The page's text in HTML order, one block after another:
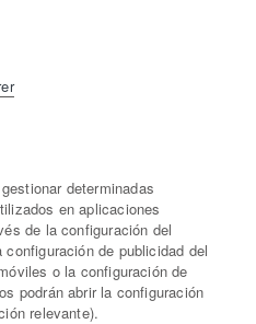
determinadas
en aplicaciones
de la configuración del
de publicidad del
o la configuración de
podrán abrir la configuración
relevante).